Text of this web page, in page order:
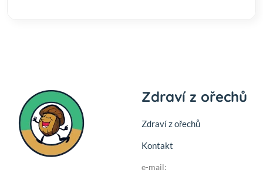
Zdraví z ořechů
Zdraví z ořechů
Kontakt
e-mail: